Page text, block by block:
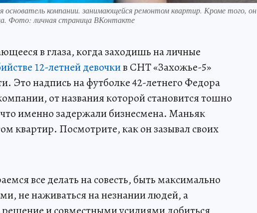
основатель компании. занимающейся ремонтом квартир. Кроме того, он
Фото: личная страница ВКонтакте
в глаза, когда заходишь на личные
12-летней девочкив СНТ «Захожье-5»
Это надпись на футболке 42-летнего Федора
от названия которой становится тошно
что именно задержали бизнесмена. Маньяк
квартир. Посмотрите, как он зазывал своих
все делать на совесть, быть максимально
не наживаться на незнании людей, а